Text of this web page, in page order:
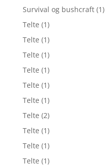
Survival og bushcraft (1)
Telte (1)
Telte (1)
Telte (1)
Telte (1)
Telte (1)
Telte (1)
Telte (2)
Telte (1)
Telte (1)
Telte (1)